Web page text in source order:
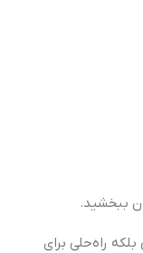
ببخشید.
راه‌حلی برای